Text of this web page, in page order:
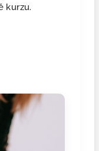
kurzu.